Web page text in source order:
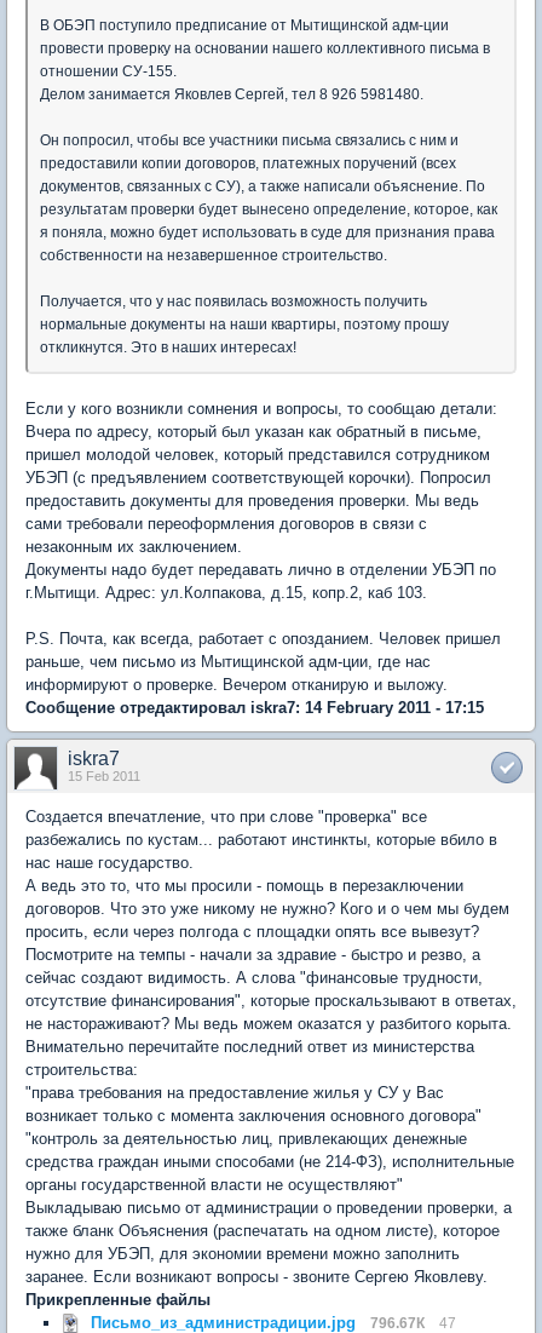
В ОБЭП поступило предписание от Мытищинской адм-ции
провести проверку на основании нашего коллективного письма в
отношении СУ-155.
Делом занимается Яковлев Сергей, тел 8 926 5981480.
Он попросил, чтобы все участники письма связались с ним и
предоставили копии договоров, платежных поручений (всех
документов, связанных с СУ), а также написали объяснение. По
результатам проверки будет вынесено определение, которое, как
я поняла, можно будет использовать в суде для признания права
собственности на незавершенное строительство.
Получается, что у нас появилась возможность получить
нормальные документы на наши квартиры, поэтому прошу
откликнутся. Это в наших интересах!
Если у кого возникли сомнения и вопросы, то сообщаю детали:
Вчера по адресу, который был указан как обратный в письме,
пришел молодой человек, который представился сотрудником
УБЭП (с предъявлением соответствующей корочки). Попросил
предоставить документы для проведения проверки. Мы ведь
сами требовали переоформления договоров в связи с
незаконным их заключением.
Документы надо будет передавать лично в отделении УБЭП по
г.Мытищи. Адрес: ул.Колпакова, д.15, копр.2, каб 103.
P.S. Почта, как всегда, работает с опозданием. Человек пришел
раньше, чем письмо из Мытищинской адм-ции, где нас
информируют о проверке. Вечером отканирую и выложу.
Сообщение отредактировал iskra7: 14 February 2011 - 17:15
iskra7
15 Feb 2011
Создается впечатление, что при слове "проверка" все
разбежались по кустам... работают инстинкты, которые вбило в
нас наше государство.
А ведь это то, что мы просили - помощь в перезаключении
договоров. Что это уже никому не нужно? Кого и о чем мы будем
просить, если через полгода с площадки опять все вывезут?
Посмотрите на темпы - начали за здравие - быстро и резво, а
сейчас создают видимость. А слова "финансовые трудности,
отсутствие финансирования", которые проскальзывают в ответах,
не настораживают? Мы ведь можем оказатся у разбитого корыта.
Внимательно перечитайте последний ответ из министерства
строительства:
"права требования на предоставление жилья у СУ у Вас
возникает только с момента заключения основного договора"
"контроль за деятельностью лиц, привлекающих денежные
средства граждан иными способами (не 214-ФЗ), исполнительные
органы государственной власти не осуществляют"
Выкладываю письмо от администрации о проведении проверки, а
также бланк Объяснения (распечатать на одном листе), которое
нужно для УБЭП, для экономии времени можно заполнить
заранее. Если возникают вопросы - звоните Сергею Яковлеву.
Прикрепленные файлы
Письмо_из_администрадиции.jpg
796.67К
47